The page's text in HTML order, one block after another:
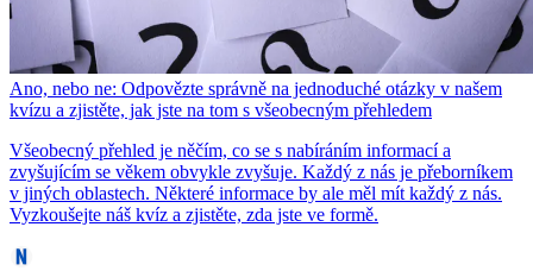
Ano, nebo ne: Odpovězte správně na jednoduché otázky v našem
kvízu a zjistěte, jak jste na tom s všeobecným přehledem
Všeobecný přehled je něčím, co se s nabíráním informací a
zvyšujícím se věkem obvykle zvyšuje. Každý z nás je přeborníkem
v jiných oblastech. Některé informace by ale měl mít každý z nás.
Vyzkoušejte náš kvíz a zjistěte, zda jste ve formě.